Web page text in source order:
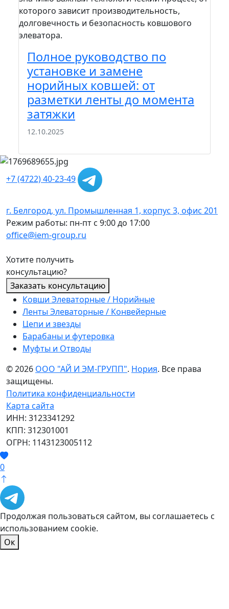
которого зависит производительность,
долговечность и безопасность ковшового
элеватора.
Полное руководство по
установке и замене
норийных ковшей: от
разметки ленты до момента
затяжки
12.10.2025
+7 (4722) 40-23-49
г. Белгород, ул. Промышленная 1, корпус 3, офис 201
Режим работы: пн-пт с 9:00 до 17:00
office@iem-group.ru
Хотите получить
консультацию?
Заказать консультацию
Ковши Элеваторные / Норийные
Ленты Элеваторные / Конвейерные
Цепи и звезды
Барабаны и футеровка
Муфты и Отводы
© 2026 ООО "АЙ И ЭМ-ГРУПП". Нория. Все права
защищены.
Политика конфиденциальности
Карта сайта
ИНН: 3123341292
КПП: 312301001
ОГРН: 1143123005112
0
Продолжая пользоваться сайтом, вы соглашаетесь с
использованием cookie.
Ок